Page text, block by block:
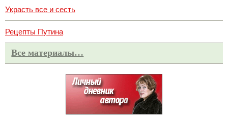
Украсть все и сесть
Рецепты Путина
Все материалы…